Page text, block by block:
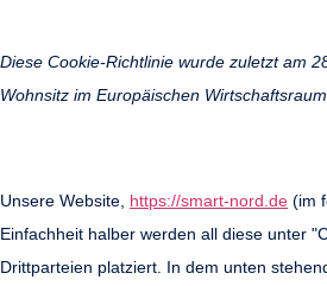
Diese Cookie-Richtlinie wurde zuletzt am
Wohnsitz im Europäischen
Unsere Website, https://smart-nord.de (im
Einfachheit halber werden all diese unter
Drittparteien platziert. In dem unten